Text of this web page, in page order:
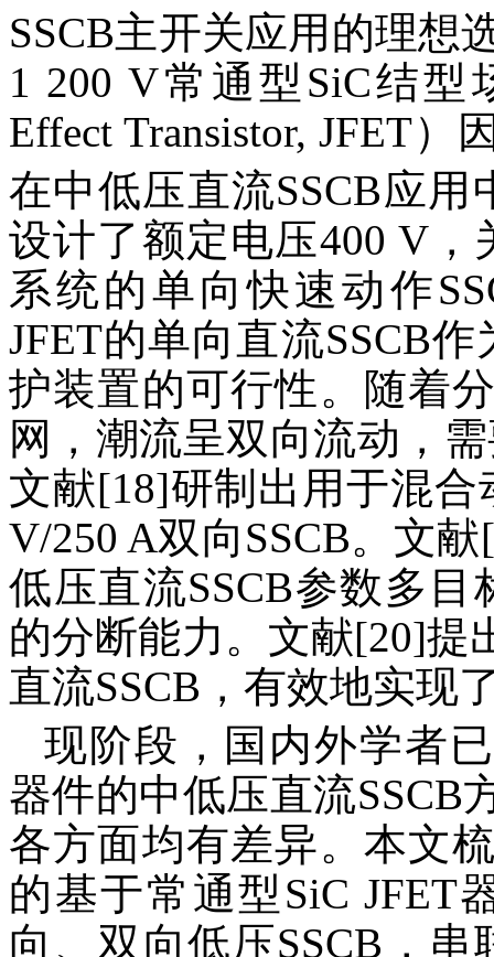
SSCB主开关应用的理想
1 200 V常通型SiC结型
Effect Transistor, JFET
在中低压直流SSCB应
设计了额定电压400 V
系统的单向快速动作
JFET的单向直流SSCB
护装置的可行性。随着
网，潮流呈双向流动，
文献[18]研制出用于混
V/250 A双向SSCB。文
低压直流SSCB参数多
的分断能力。文献[20]提
直流SSCB，有效地实现
现阶段，国内外学者
器件的中低压直流SSCB
各方面均有差异。本文
的基于常通型SiC JFET
向、双向低压SSCB，